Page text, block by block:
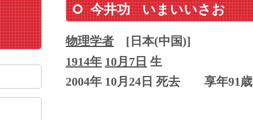
今井功 いまいいさお
物理学者
[日本(中国)]
1914年 10月7日 生
2004年 10月24日 死去
享年91歳